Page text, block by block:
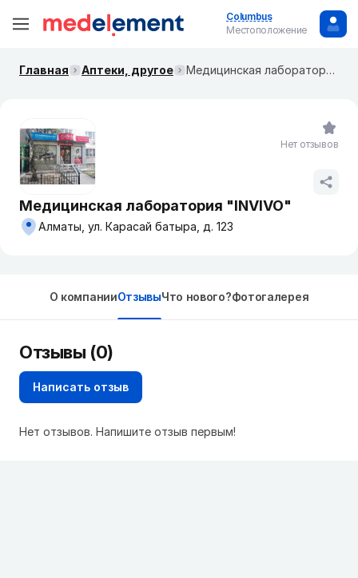
Columbus
Местоположение
Главная Аптеки, другое Медицинская лаборатория "INVIVO"
Медицинская лаборатория "INVIVO"
Алматы, ул. Карасай батыра, д. 123
Нет отзывов
О компанииОтзывыЧто нового?Фотогалерея
Отзывы (0)
Написать отзыв
Нет отзывов. Напишите отзыв первым!